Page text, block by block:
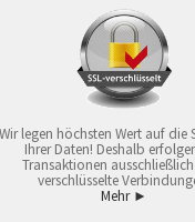
Wir legen höchsten Wert auf die
Ihrer Daten! Deshalb
Transaktionen
verschlüsselte
Mehr ►